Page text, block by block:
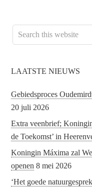
LAATSTE NIEUWS
Gebiedsproces
20 juli 2026
Extra veenbrief;
de Toekomst’ in
Koningin Máxima zal
openen 8 mei 2026
‘Het goede